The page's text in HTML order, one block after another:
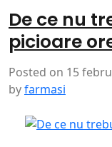
De ce nu
picioare
Posted on 15
byfarmasi